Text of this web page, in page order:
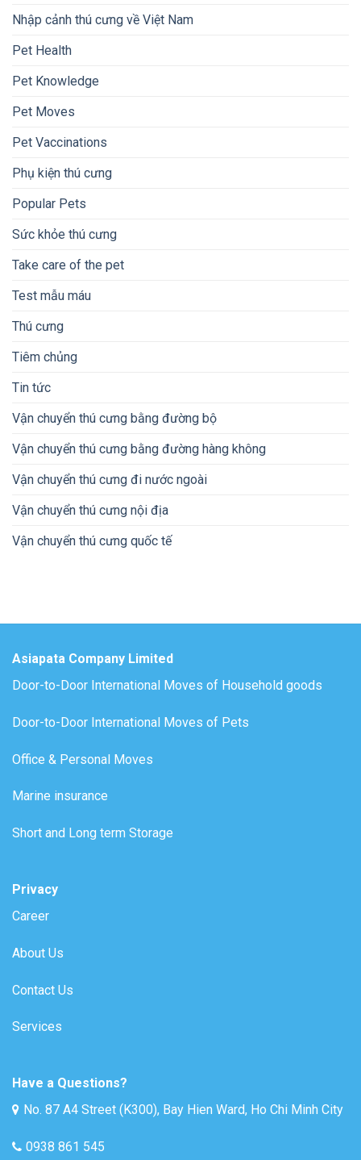
Nhập cảnh thú cưng về Việt Nam
Pet Health
Pet Knowledge
Pet Moves
Pet Vaccinations
Phụ kiện thú cưng
Popular Pets
Sức khỏe thú cưng
Take care of the pet
Test mẫu máu
Thú cưng
Tiêm chủng
Tin tức
Vận chuyển thú cưng bằng đường bộ
Vận chuyển thú cưng bằng đường hàng không
Vận chuyển thú cưng đi nước ngoài
Vận chuyển thú cưng nội địa
Vận chuyển thú cưng quốc tế
Asiapata Company Limited
Door-to-Door International Moves of Household goods
Door-to-Door International Moves of Pets
Office & Personal Moves
Marine insurance
Short and Long term Storage
Privacy
Career
About Us
Contact Us
Services
Have a Questions?
No. 87 A4 Street (K300), Bay Hien Ward, Ho Chi Minh City
0938 861 545